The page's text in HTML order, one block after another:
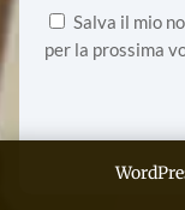
Salva il mio
per la prossima